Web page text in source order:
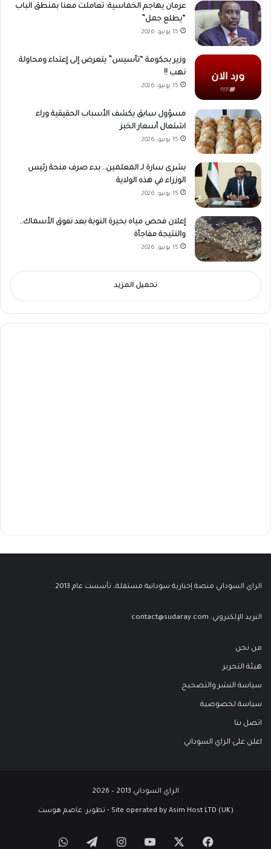
عرمان يهاجم الخماسية: تعاملت معنا بمنطق الباب
“يطلع جمل”
15 يونيو، 2026
وزير بحكومة “تأسيس” يتعرض إلى إعتداء ومحاولة
نهب !!
15 يونيو، 2026
مسؤول سابق يكشف الأسباب الحقيقية وراء
اشتعال أسعار الخبز
15 يونيو، 2026
بشرى سارة لـ المعلمين.. بدء صرف منحة رئيس
الوزراء في هذه الولاية
15 يونيو، 2026
إعلان فحص مياه بحيرة النوبة بعد نفوق الأسماك..
والنتيجة مفاجأة
15 يونيو، 2026
تحميل المزيد
الراي السوداني منصة إخبارية سودانية مستقلة، تأسست عام 2013.
البريد الإلكتروني: contact@sudaray.com
من نحن
هيئة التحرير
سياسة النشر والتصحيح
سياسة لخصوصية
اتصل بنا
اعلن على الراي السوداني
الراي السوداني 2013 – 2026
Site operated by Asim Host LTD (UK) - تطوير: عاصم هوست
فيسبوك ‫YouTubeانستقرامتيلقرامواتساب